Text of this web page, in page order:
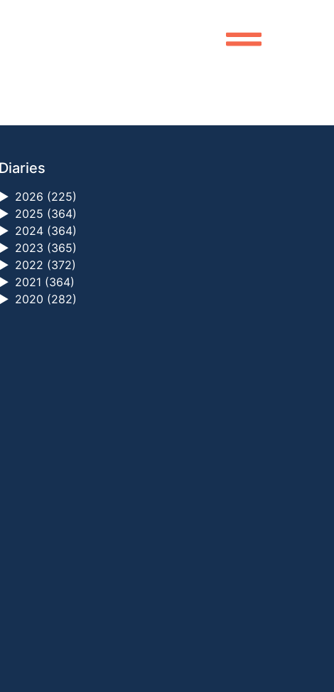
Diaries
► 2026 (225)
► 2025 (364)
► 2024 (364)
► 2023 (365)
► 2022 (372)
► 2021 (364)
► 2020 (282)